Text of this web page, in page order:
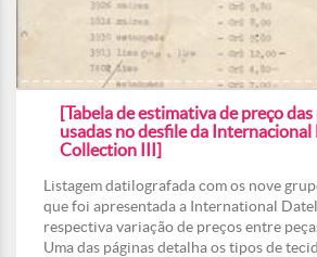
[Tabela de estimativa de preço das
usadas no desfile da
Collection III]
Listagem datilografada com os nove
que foi apresentada a International
respectiva variação de preços entre
Uma das páginas detalha os tipos de